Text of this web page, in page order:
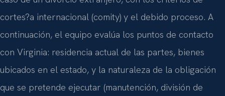
cortes?a internacional (comity) y el debido proceso. A
continuación, el equipo evalúa los puntos de contacto
con Virginia: residencia actual de las partes, bienes
ubicados en el estado, y la naturaleza de la obligación
que se pretende ejecutar (manutención, división de